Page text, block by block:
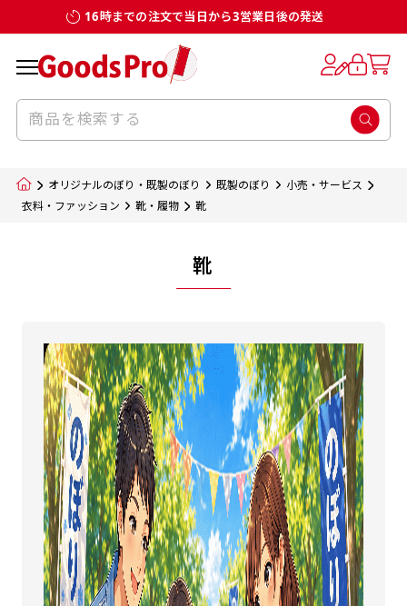
16時までの注文で当日から3営業日後の発送
オリジナルのぼり・既製のぼり 既製のぼり
小売・サービス
衣料・ファッション
靴・履物 靴
靴